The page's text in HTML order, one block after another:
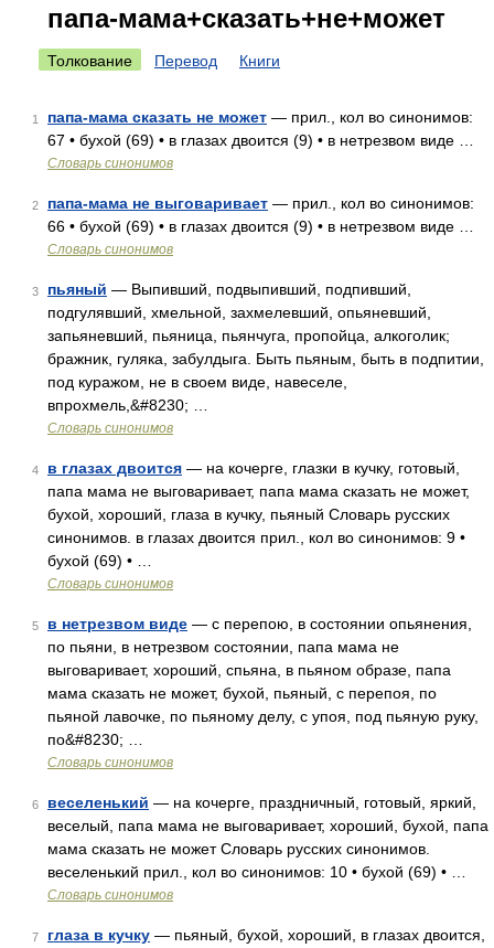
папа-мама+сказать+не+может
Толкование Перевод Книги
1 папа-мама сказать не может — прил., кол во синонимов:
67 • бухой (69) • в глазах двоится (9) • в нетрезвом виде …
Словарь синонимов
2 папа-мама не выговаривает — прил., кол во синонимов:
66 • бухой (69) • в глазах двоится (9) • в нетрезвом виде …
Словарь синонимов
3 пьяный — Выпивший, подвыпивший, подпивший,
подгулявший, хмельной, захмелевший, опьяневший,
запьяневший, пьяница, пьянчуга, пропойца, алкоголик;
бражник, гуляка, забулдыга. Быть пьяным, быть в подпитии,
под куражом, не в своем виде, навеселе,
впрохмель,&#8230; …
Словарь синонимов
4 в глазах двоится — на кочерге, глазки в кучку, готовый,
папа мама не выговаривает, папа мама сказать не может,
бухой, хороший, глаза в кучку, пьяный Словарь русских
синонимов. в глазах двоится прил., кол во синонимов: 9 •
бухой (69) • …
Словарь синонимов
5 в нетрезвом виде — с перепою, в состоянии опьянения,
по пьяни, в нетрезвом состоянии, папа мама не
выговаривает, хороший, спьяна, в пьяном образе, папа
мама сказать не может, бухой, пьяный, с перепоя, по
пьяной лавочке, по пьяному делу, с упоя, под пьяную руку,
по&#8230; …
Словарь синонимов
6 веселенький — на кочерге, праздничный, готовый, яркий,
веселый, папа мама не выговаривает, хороший, бухой, папа
мама сказать не может Словарь русских синонимов.
веселенький прил., кол во синонимов: 10 • бухой (69) • …
Словарь синонимов
7 глаза в кучку — пьяный, бухой, хороший, в глазах двоится,